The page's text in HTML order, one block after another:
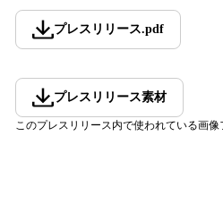
プレスリリース.pdf
プレスリリース素材
このプレスリリース内で使われている画